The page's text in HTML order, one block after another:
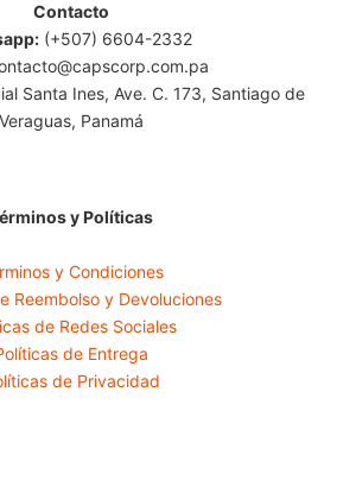
Contacto
(+507) 6604-2332
Santa Ines, Ave. C. 173, Santiago de
Veraguas, Panamá
y Políticas
y Condiciones
Reembolso y Devoluciones
de Redes Sociales
de Entrega
de Privacidad